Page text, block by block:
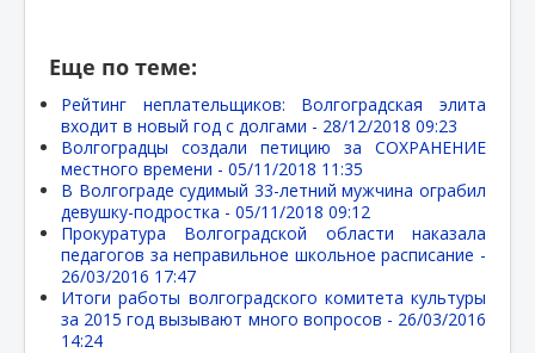
Еще по теме:
Рейтинг неплательщиков: Волгоградская элита
входит в новый год с долгами - 28/12/2018 09:23
Волгоградцы создали петицию за СОХРАНЕНИЕ
местного времени - 05/11/2018 11:35
В Волгограде судимый 33-летний мужчина ограбил
девушку-подростка - 05/11/2018 09:12
Прокуратура Волгоградской области наказала
педагогов за неправильное школьное расписание -
26/03/2016 17:47
Итоги работы волгоградского комитета культуры
за 2015 год вызывают много вопросов - 26/03/2016
14:24